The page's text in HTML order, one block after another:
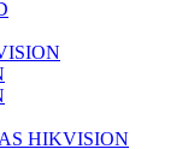
HIKVISION